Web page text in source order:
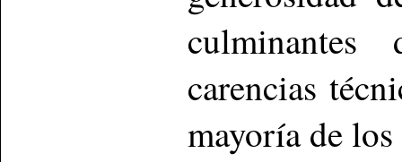
carencias
mayoría de los